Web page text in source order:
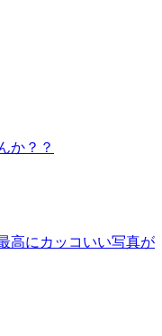
か？？
高にカッコいい写真が